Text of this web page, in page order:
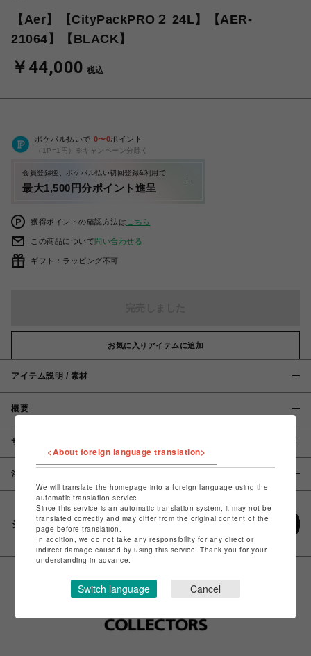
【Aer】【CityPackPRO２ 24L】【AER-
21064】【BLACK】
￥44,000 税込
ポケパル払いで 0〜0ポイント
（1P=1円）※キャンペーン分除く
会員登録後、ポケパル払い初回登録&利用で
最大1,500円分ポイント進呈
獲得ポイントの確認方法は こちら
この商品について問い合わせる
ギフト：ラッピング不可
お気に入りアイテムに追加
アイテム説明 / 素材
概要
サイズ
注意事項
シェアする
<About foreign language translation>
We will translate the homepage into a foreign language using the
automatic translation service.
Since this service is an automatic translation system, it may not be
translated correctly and may differ from the original content of the
page before translation.
In addition, we do not take any responsibility for any direct or
indirect damage caused by using this service. Thank you for your
understanding in advance.
Switch language Cancel